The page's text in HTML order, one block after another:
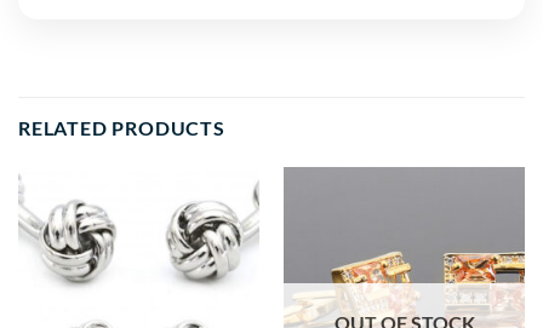
RELATED PRODUCTS
OUT OF STOCK